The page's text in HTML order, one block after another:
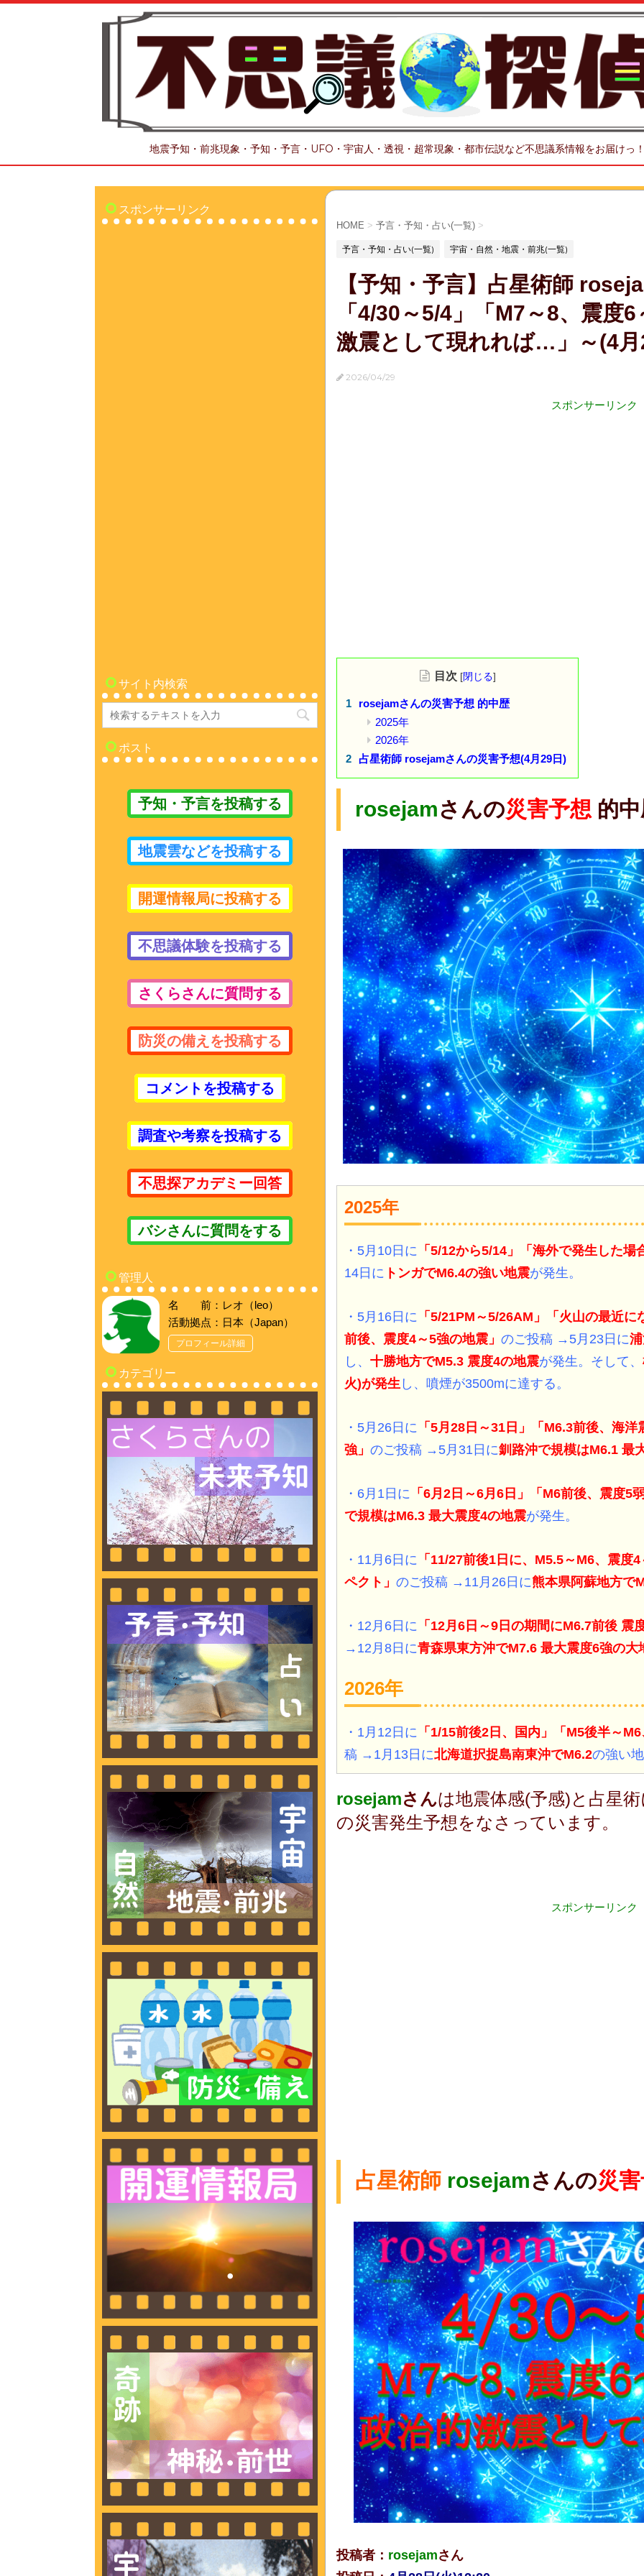
地震予知・前兆現象・予知・予言・UFO・宇宙人・透視・超常現象・都市伝説など不思議系情報をお届けっ
HOME > 予言・予知・占い(一覧) >
予言・予知・占い(一覧) 宇宙・自然・地震・前兆(一覧)
【予知・予言】占星術師
「4/30～5/4」「M7～8、震度
激震として現れれば…」～(4
2026/04/29
スポンサーリンク
目次 [閉じる]
rosejamさんの災害予想 的中歴
2025年
2026年
占星術師 rosejamさんの災害予想(4月29日)
rosejamさんの災害予想 的
2025年
・5月10日に 「5/12から5/14」「 海外で発生した場
14日に トンガでM6.4の強い地震が発生。
・5月16日に 「5/21PM～5/26AM」「火山の最近
前後、震度4～5強の地震」 のご投稿 →5月23日に
し、 十勝地方でM5.3 震度4の地震が発生。そして、
火)が発生 し、噴煙が3500mに達する。
・5月26日に 「5月28日～31日」「M6.3前後、海
強」 のご投稿 →5月31日に釧路沖で規模はM6.1 最
・6月1日に 「6月2日～6月6日」「M6前後、震度5
で規模はM6.3 最大震度4の地震が発生。
・11月6日に 「11/27前後1日に、M5.5～M6、震
ペクト」 のご投稿 →11月26日に熊本県阿蘇地方で
・12月6日に 「12月6日～9日の期間にM6.7前後 震
→12月8日に青森県東方沖でM7.6 最大震度6強の大
2026年
・1月12日に 「1/15前後2日、国内」「M5後半～
稿 →1月13日に北海道択捉島南東沖でM6.2の強い
rosejamさんは地震体感(予感)と占星
の災害発生予想をなさっています。
スポンサーリンク
占星術師 rosejamさんの災
投稿者： rosejamさん
スポンサーリンク
サイト内検索
ポスト
予知・予言を投稿する
地震雲などを投稿する
開運情報局に投稿する
不思議体験を投稿する
さくらさんに質問する
防災の備えを投稿する
コメントを投稿する
調査や考察を投稿する
不思探アカデミー回答
バシさんに質問をする
管理人
名 前：レオ（leo）
活動拠点：日本（Japan）
プロフィール詳細
カテゴリー